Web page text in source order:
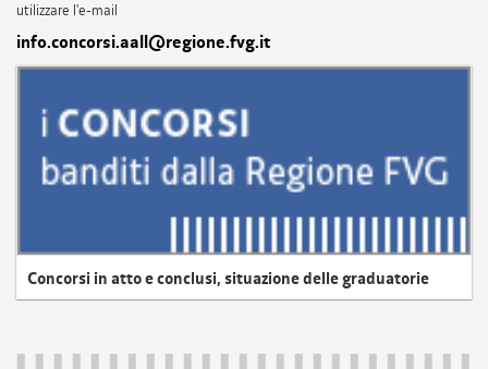
utilizzare l'e-mail
info.concorsi.aall@regione.fvg.it
Concorsi in atto e conclusi, situazione delle graduatorie